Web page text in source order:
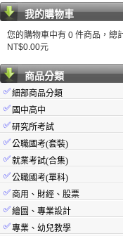
我的購物車
您的購物車中有 0 件商品，總
NT$0.00元
商品分類
✅細部商品分類
✅ 國中高中
✅研究所考試
✅公職國考(套裝)
✅就業考試(合集)
✅公職國考(單科)
✅ 商用、財經、股票
✅繪圖、專業設計
✅專業、幼兒教學